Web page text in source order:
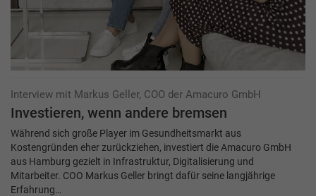
Interview mit Markus Geller, COO der Amacuro GmbH
Investieren, wenn andere bremsen
Während sich große Player im Gesundheitsmarkt aus
Kostengründen eher zurückziehen, investiert die Amacuro GmbH
aus Hamburg gezielt in Infrastruktur, Digitalisierung und
Mitarbeiter. COO Markus Geller bringt dafür seine langjährige
Erfahrung…